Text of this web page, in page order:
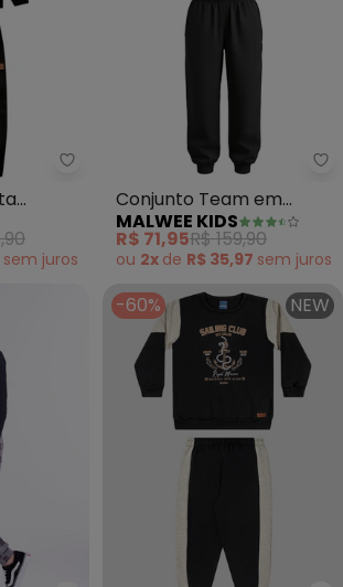
Ioluig - Conjunto Jaqueta
Taslon
sem juros
Conjunto Team em
Moletom (Preto)
MALWEE KIDS
R$ 71,95R$ 159,90
ou 2x de R$ 35,97 sem juros
-60% NEW